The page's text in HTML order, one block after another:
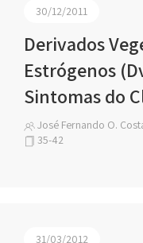
30/12/2011
Derivados
Estrógenos
Sintomas do
José Fernando O.
35-42
31/03/2012